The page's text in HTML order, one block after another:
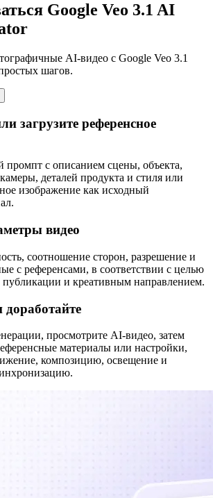
Google Veo 3.1 AI
AI-видео с Google Veo 3.1
шагов.
загрузите референсное
промпт с описанием сцены, объекта,
деталей продукта и стиля или
изображение как исходный
видео
соотношение сторон, разрешение и
с референсами, в соответствии с целью
и креативным направлением.
доработайте
просмотрите AI-видео, затем
материалы или настройки,
композицию, освещение и